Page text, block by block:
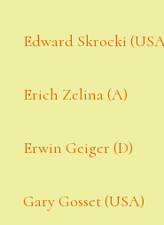
Edward Skrocki
Erich Zelina (A)
Erwin Geiger (D)
Gary Gosset (USA)